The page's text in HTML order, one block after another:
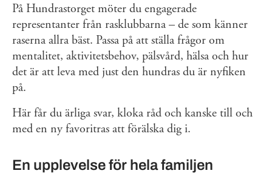
På Hundrastorget möter du engagerade
representanter från rasklubbarna – de som känner
raserna allra bäst. Passa på att ställa frågor om
mentalitet, aktivitetsbehov, pälsvård, hälsa och hur
det är att leva med just den hundras du är nyfiken
på.
Här får du ärliga svar, kloka råd och kanske till och
med en ny favoritras att förälska dig i.
En upplevelse för hela familjen